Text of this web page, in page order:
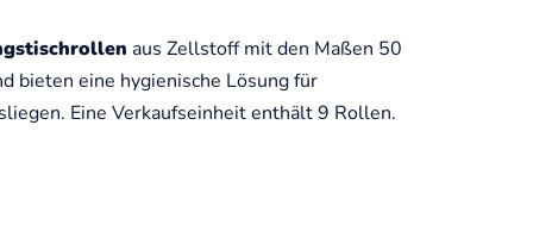
aus Zellstoff mit den Maßen 50
bieten eine hygienische Lösung für
Eine Verkaufseinheit enthält 9 Rollen.